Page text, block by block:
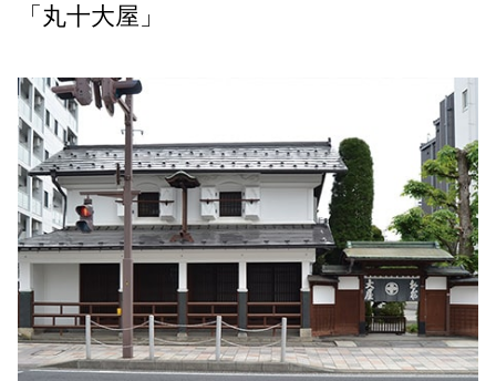
「丸十大屋」